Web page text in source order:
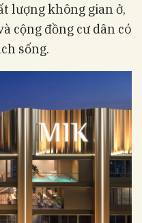
lượng không gian ở,
cộng đồng cư dân có
sống.